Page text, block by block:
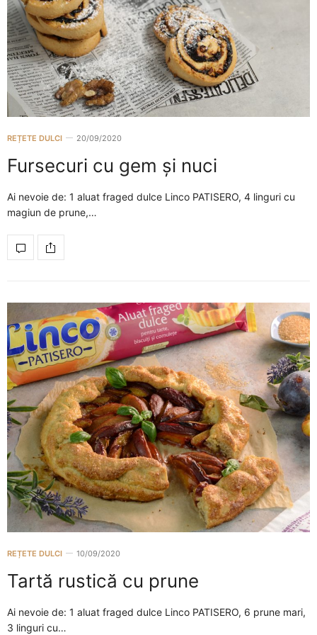
REȚETE DULCI 20/09/2020
Fursecuri cu gem și nuci
Ai nevoie de: 1 aluat fraged dulce Linco PATISERO, 4 linguri cu
magiun de prune,…
REȚETE DULCI 10/09/2020
Tartă rustică cu prune
Ai nevoie de: 1 aluat fraged dulce Linco PATISERO, 6 prune mari,
3 linguri cu…